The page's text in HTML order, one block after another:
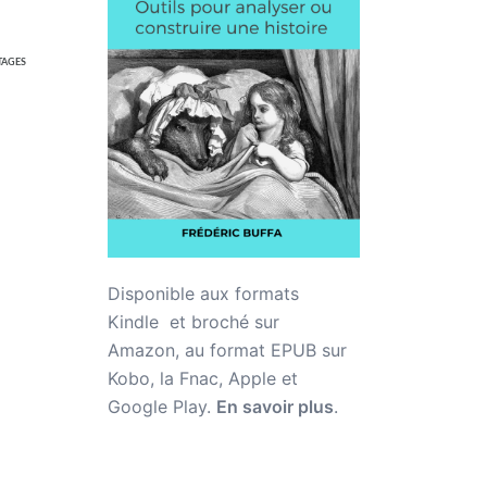
Disponible aux formats
Kindle et broché sur
Amazon, au format EPUB sur
Kobo, la Fnac, Apple et
Google Play. En savoir plus.